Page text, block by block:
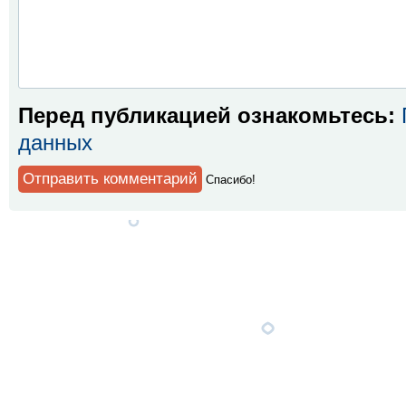
Перед публикацией ознакомьтесь:
данных
Спaсибо!